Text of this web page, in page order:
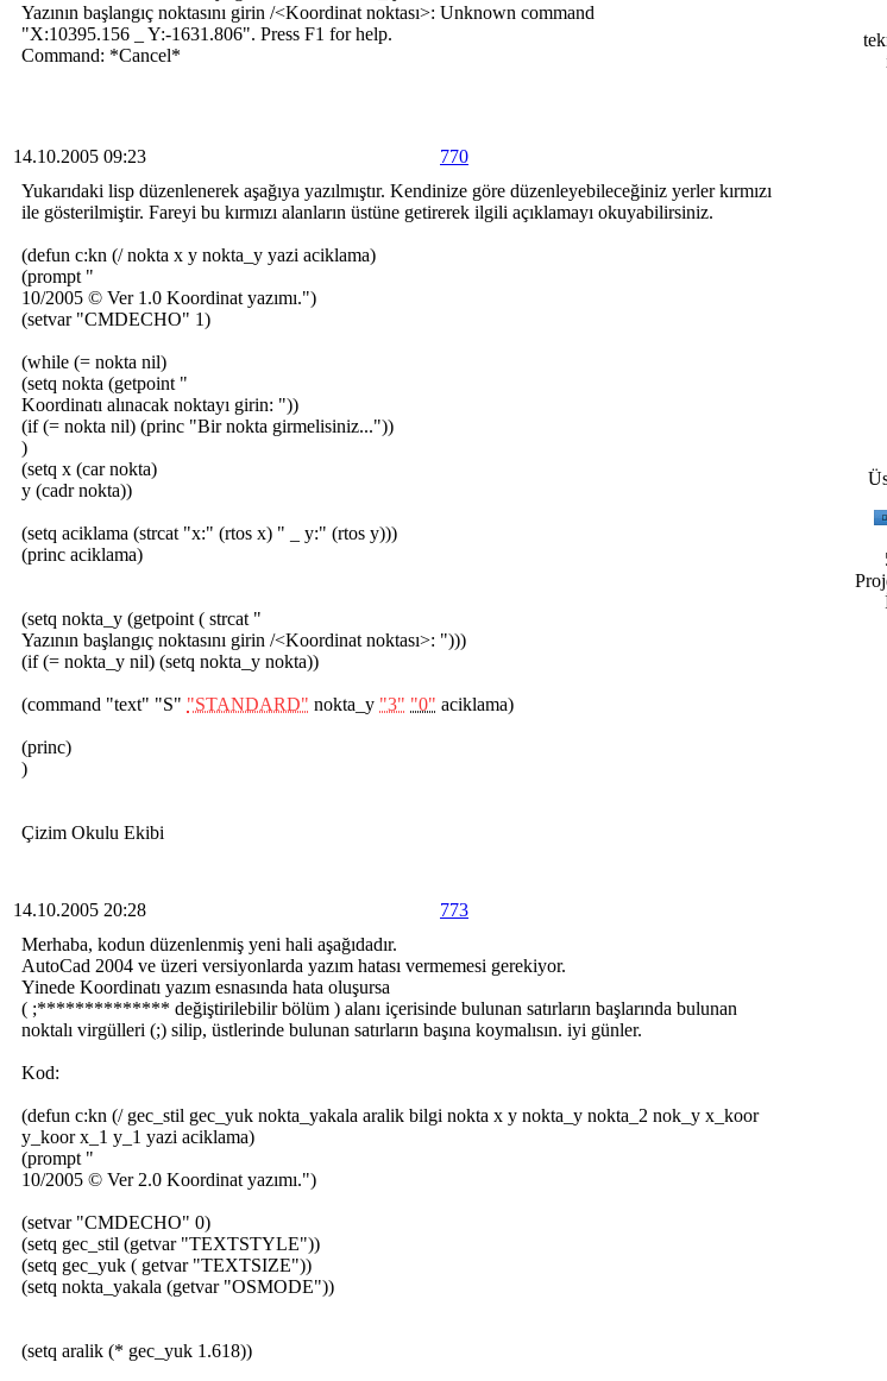
Yazının başlangıç noktasını girin /<Koordinat noktası>: Unknown command
"X:10395.156 _ Y:-1631.806". Press F1 for help.
Command: *Cancel*
14.10.2005 09:23 770
Yukarıdaki lisp düzenlenerek aşağıya yazılmıştır. Kendinize göre düzenleyebileceğiniz yerler kırmızı
ile gösterilmiştir. Fareyi bu kırmızı alanların üstüne getirerek ilgili açıklamayı okuyabilirsiniz.
(defun c:kn (/ nokta x y nokta_y yazi aciklama)
(prompt "
10/2005 © Ver 1.0 Koordinat yazımı.")
(setvar "CMDECHO" 1)
(while (= nokta nil)
(setq nokta (getpoint "
Koordinatı alınacak noktayı girin: "))
(if (= nokta nil) (princ "Bir nokta girmelisiniz..."))
)
(setq x (car nokta)
y (cadr nokta))
(setq aciklama (strcat "x:" (rtos x) " _ y:" (rtos y)))
(princ aciklama)
(setq nokta_y (getpoint ( strcat "
Yazının başlangıç noktasını girin /<Koordinat noktası>: ")))
(if (= nokta_y nil) (setq nokta_y nokta))
(command "text" "S" "STANDARD" nokta_y "3" "0" aciklama)
(princ)
)
Çizim Okulu Ekibi
14.10.2005 20:28
773
Merhaba, kodun düzenlenmiş yeni hali aşağıdadır.
AutoCad 2004 ve üzeri versiyonlarda yazım hatası vermemesi gerekiyor.
Yinede Koordinatı yazım esnasında hata oluşursa
( ;************** değiştirilebilir bölüm ) alanı içerisinde bulunan satırların başlarında bulunan
noktalı virgülleri (;) silip, üstlerinde bulunan satırların başına koymalısın. iyi günler.
Kod:
(defun c:kn (/ gec_stil gec_yuk nokta_yakala aralik bilgi nokta x y nokta_y nokta_2 nok_y x_koor
y_koor x_1 y_1 yazi aciklama)
(prompt "
10/2005 © Ver 2.0 Koordinat yazımı.")
(setvar "CMDECHO" 0)
(setq gec_stil (getvar "TEXTSTYLE"))
(setq gec_yuk ( getvar "TEXTSIZE"))
(setq nokta_yakala (getvar "OSMODE"))
(setq aralik (* gec_yuk 1.618))